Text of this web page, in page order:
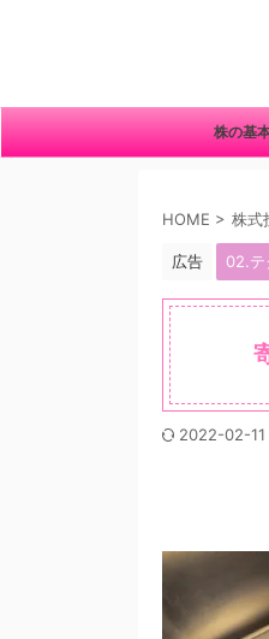
株の基
HOME > 株式
広告 02.テ
2022-02-11